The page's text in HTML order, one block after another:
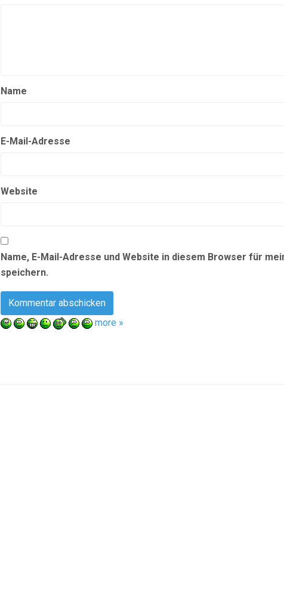
Name
E-Mail-Adresse
Website
Name, E-Mail-Adresse und Website in diesem Browser für
speichern.
more »